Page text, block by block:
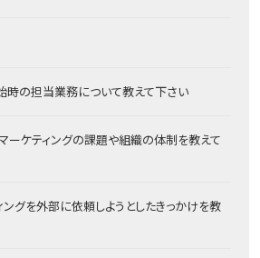
時の担当業務について教えて下さい
ーケティングの課題や組織の体制を教えて
ングを外部に依頼しようとしたきっかけを教